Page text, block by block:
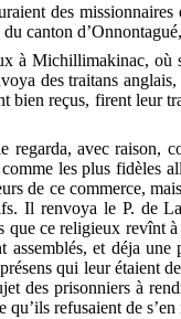
des
canton
à Michillimakinac, où
des traitans
bien reçus, firent leur
regarda, avec raison,
comme les plus fidèles
de ce commerce,
Il renvoya le P. de
que ce religieux revînt
assemblés, et déja
qui leur étaient
des prisonniers à
qu’ils refusaient de